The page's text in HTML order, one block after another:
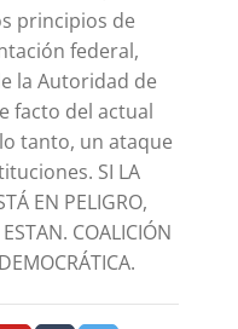
principios de
federal,
la Autoridad de
facto del actual
tanto, un ataque
SI LA
EN PELIGRO,
COALICIÓN